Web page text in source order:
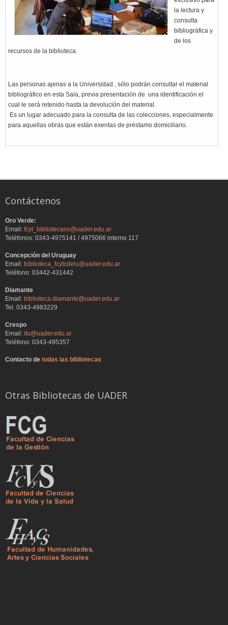
la lectura y
consulta
bibliográfica y
de los
recursos de la biblioteca.
Las personas ajenas a la Universidad , sólo podrán consultar el material
bibliográfico en esta Sala, previa presentación de una identificación el
cual le será retenido hasta la devolución del material.
Es un lugar adecuado para la consulta de las colecciones, especialmente
para aquellas obras que están exentas de préstamo domiciliario.
Contáctenos
Oro Verde:
Email: fcyt_bibliotecaov@uader.edu.ar
Teléfonos: 0343-4975141 / 4975066 interno 117
Concepción del Uruguay
Email: biblioteca_fcytcdelu@uader.edu.ar
Teléfono: 03442-431442
Diamante
Email: biblioteca.diamante@uader.edu.ar
Tel. 0343-4983229
Crespo
Email: itu@uader.edu.ar
Teléfono: 0343-495357
Contacto de todas las bibliotecas
Otras Bibliotecas de UADER